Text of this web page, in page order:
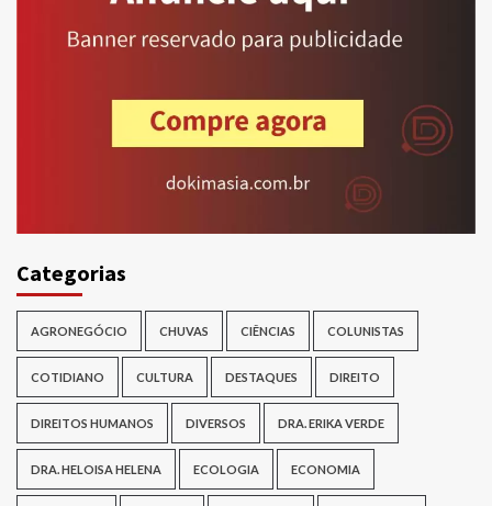
Categorias
AGRONEGÓCIO CHUVAS CIÊNCIAS COLUNISTAS
COTIDIANO CULTURA DESTAQUES DIREITO
DIREITOS HUMANOS DIVERSOS DRA. ERIKA VERDE
DRA. HELOISA HELENA ECOLOGIA ECONOMIA